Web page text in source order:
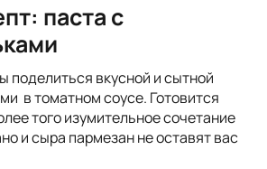
паста с
поделиться вкусной и сытной
в томатном соусе. Готовится
того изумительное сочетание
и сыра пармезан не оставят вас